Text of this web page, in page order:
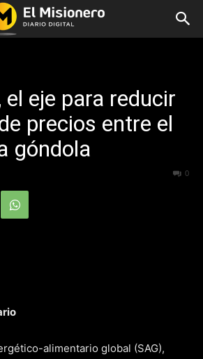
el eje para reducir
precios entre el
góndola
0
alimentario global (SAG),